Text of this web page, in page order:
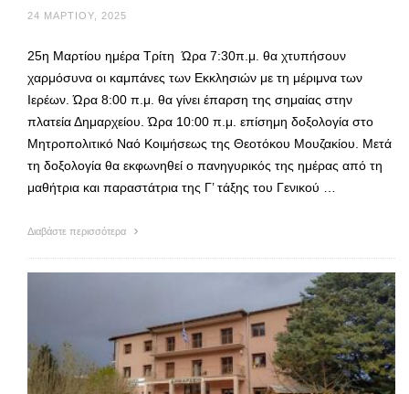
24 ΜΑΡΤΊΟΥ, 2025
25η Μαρτίου ημέρα Τρίτη Ώρα 7:30π.μ. θα χτυπήσουν
χαρμόσυνα οι καμπάνες των Εκκλησιών με τη μέριμνα των
Ιερέων. Ώρα 8:00 π.μ. θα γίνει έπαρση της σημαίας στην
πλατεία Δημαρχείου. Ώρα 10:00 π.μ. επίσημη δοξολογία στο
Μητροπολιτικό Ναό Κοιμήσεως της Θεοτόκου Μουζακίου. Μετά
τη δοξολογία θα εκφωνηθεί ο πανηγυρικός της ημέρας από τη
μαθήτρια και παραστάτρια της Γ’ τάξης του Γενικού …
Διαβάστε περισσότερα